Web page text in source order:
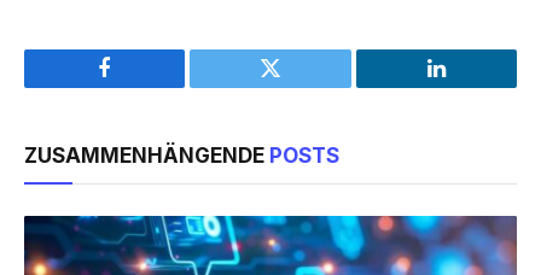
Facebook Twitter LinkedIn
ZUSAMMENHÄNGENDE POSTS